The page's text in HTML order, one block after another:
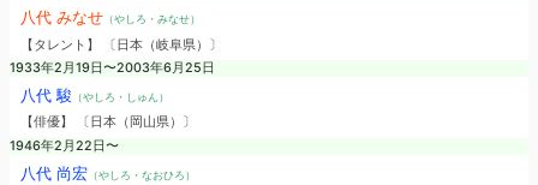
八代 みなせ（やしろ・みなせ）
【タレント】 〔日本（岐阜県）〕
1933年2月19日〜2003年6月25日
八代 駿 （やしろ・しゅん）
【俳優】 〔日本（岡山県）〕
1946年2月22日〜
八代 尚宏（やしろ・なおひろ）